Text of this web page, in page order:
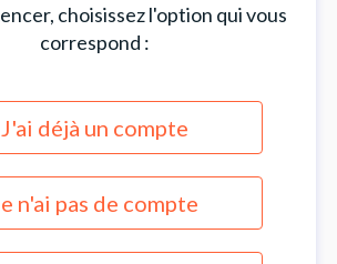
choisissez l'option qui vous
correspond :
J'ai déjà un compte
n'ai pas de compte